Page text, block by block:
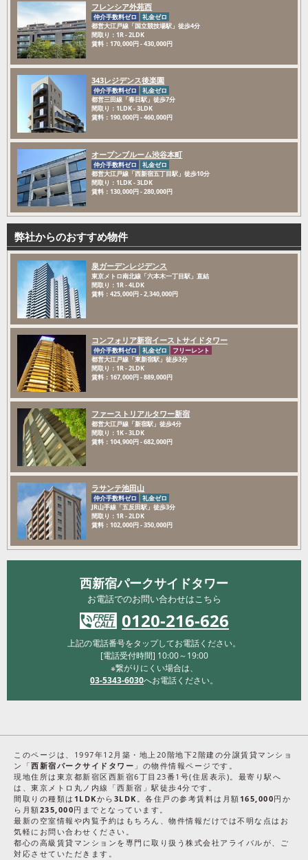
フレンシア外苑西
仲介手数料ゼロ
礼金ゼロ
都営大江戸線「国立競技場駅」徒歩4分
間取り：1R - 2LDK
賃料：170,000円 - 430,000円
343レジデンス後楽園
仲介手数料ゼロ
礼金ゼロ
都営三田線「春日駅」徒歩7分
間取り：1LDK - 3LDK
賃料：190,000円 - 460,000円
オープンブルーム渋谷本町
仲介手数料ゼロ
礼金ゼロ
都営大江戸線「西新宿五丁目駅」徒歩10分
間取り：1LDK - 3LDK
賃料：130,000円 - 280,000円
弊社からのおすすめ物件
泉ガーデンレジデンス
東京メトロ南北線「六本木一丁目駅」直結
間取り：1R - 4LDK
賃料：425,000円 - 2,340,000円
コンフォリア新宿イーストサイドタワー
仲介手数料ゼロ 礼金ゼロ
フリーレント
都営大江戸線「東新宿駅」徒歩3分
間取り：1R - 2LDK
賃料：167,000円 - 889,000円
ファーストリアルタワー新宿
都営大江戸線「新宿駅」徒歩4分
間取り：1K - 3LDK
賃料：104,900円 - 682,000円
ラサンテ池田山
仲介手数料ゼロ
礼金ゼロ
JR山手線「五反田駅」徒歩3分
間取り：1R - 2LDK
賃料：102,000円 - 350,000円
西新宿パークサイドタワー
お電話でのお問い合わせはこちら
0120-216-626
上記の電話番号をタップしてお電話ください。
[電話受付時間] 10:00～19:00
※繋がりにくい場合は、
03-5343-6030へお電話ください。
このページは、1997年12月築・地上20階地下2階建の分譲賃貸マンショ
ン「西新宿パークサイドタワー 」の物件情報ページです。
現地住所は東京都新宿区西新宿6丁目23番1号(住居表示)。最寄り駅へ
は、東京メトロ丸ノ内線「西新宿」駅徒歩4分です。
間取りの種類は 1LDKから 3LDK 。各住戸の参考賃料は月額 165,000円か
ら月額235,000円までとなっています。
最新の空室情報や内覧予約はもちろん、物件情報だけでは不明な点はお
気軽にお問い合わせください。
都心の高級賃貸マンションを専門に取り扱う株式会社アライバルが、ご
対応させていただきます。